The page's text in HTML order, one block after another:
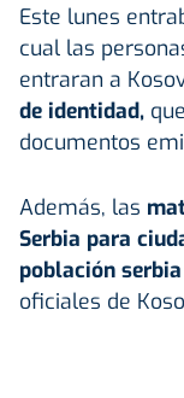
Este lunes
cual las
entraran a
de identidad,
documentos
Además, las
Serbia para
población serbia
oficiales de